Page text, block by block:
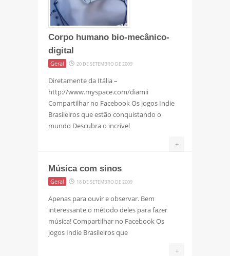
Corpo humano bio-mecânico-
digital
Geral 20 DE SETEMBRO DE 2009
Diretamente da Itália –
http://www.myspace.com/diamii
Compartilhar no Facebook Os jogos Indie
Brasileiros que estão conquistando o
mundo Descubra o incrível
+
Música com sinos
Geral 18 DE SETEMBRO DE 2009
Apenas para ouvir e observar. Bem
interessante o método deles para fazer
música! Compartilhar no Facebook Os
jogos Indie Brasileiros que
+